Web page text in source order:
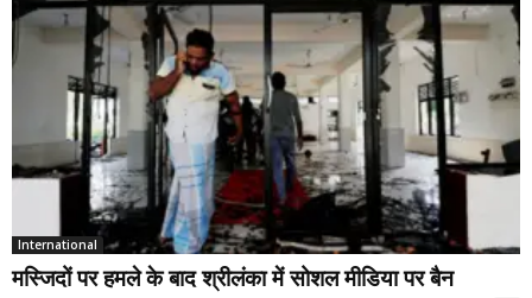
International
मस्जिदों पर हमले के बाद श्रीलंका में सोशल मीडिया पर बैन